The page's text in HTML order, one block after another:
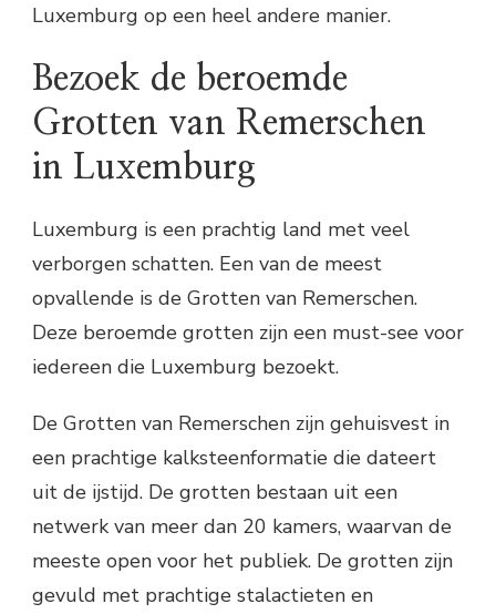
Luxemburg op een heel andere manier.
Bezoek de beroemde
Grotten van Remerschen
in Luxemburg
Luxemburg is een prachtig land met veel
verborgen schatten. Een van de meest
opvallende is de Grotten van Remerschen.
Deze beroemde grotten zijn een must-see voor
iedereen die Luxemburg bezoekt.
De Grotten van Remerschen zijn gehuisvest in
een prachtige kalksteenformatie die dateert
uit de ijstijd. De grotten bestaan uit een
netwerk van meer dan 20 kamers, waarvan de
meeste open voor het publiek. De grotten zijn
gevuld met prachtige stalactieten en